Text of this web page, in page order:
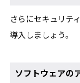
さらにセキュリテ
導入しましょう。
ソフトウェアの